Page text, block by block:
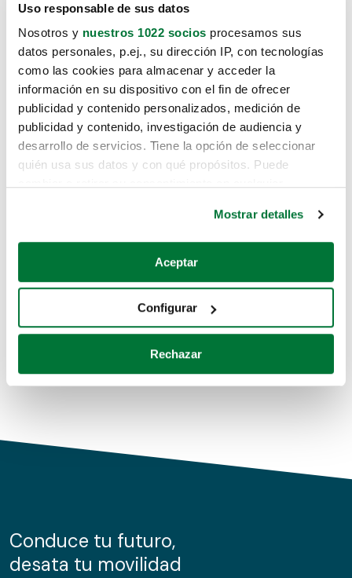
Uso responsable de sus datos
Nosotros y nuestros 1022 socios procesamos sus
datos personales, p.ej., su dirección IP, con tecnologías
como las cookies para almacenar y acceder la
información en su dispositivo con el fin de ofrecer
publicidad y contenido personalizados, medición de
publicidad y contenido, investigación de audiencia y
desarrollo de servicios. Tiene la opción de seleccionar
quién usa sus datos y con qué propósitos. Puede
Si lo permite, también quisiéramos:
Recopilar información sobre su ubicación geográfica
Identificar su dispositivo analizándolo activamente
para buscar características específicas (huellas
Obtenga más información sobre cómo se procesan sus
de cookies.
información sobre el uso que haga del sitio web con
nuestros partners de redes sociales, publicidad y análisis
Mostrar detalles
Aceptar
Configurar
Rechazar
Lo sentimos, no sabemos como
te hemos traido hasta aquí.
Pero puedes encontrar el coche que estás
buscando en alguno de estos enlaces:
Coches de segunda mano
Coches de km0
Conduce tu futuro,
desata tu movilidad